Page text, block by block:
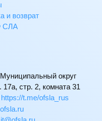
и возврат
СЛА
Муниципальный округ
стр. 2, комната 31
https://t.me/ofsla_rus